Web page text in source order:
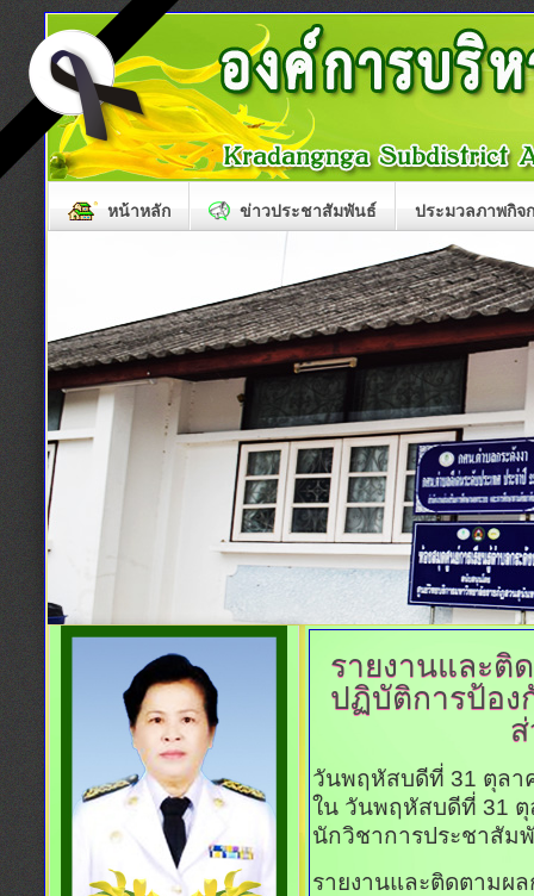
หน้าหลัก ข่าวประชาสัมพันธ์ ประมวลภาพกิจ
รายงานและติ
ปฏิบัติการป้อง
วันพฤหัสบดีที่ 31 ตุลา
ใน วันพฤหัสบดีที่ 31 ตุ
นักวิชาการประชาสัม
รายงานและติดตามผ